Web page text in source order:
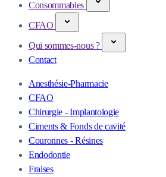
Consommables
CFAO
Qui sommes-nous ?
Contact
Anesthésie-Pharmacie
CFAO
Chirurgie - Implantologie
Ciments & Fonds de cavité
Couronnes - Résines
Endodontie
Fraises